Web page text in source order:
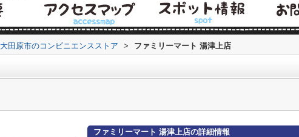
大田原市のコンビニエンスストア > ファミリーマート 湯津上店
ファミリーマート 湯津上店の詳細情報